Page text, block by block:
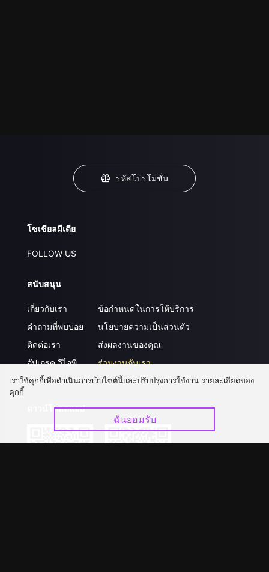
รหัสโปรโมชั่น
โซเชียลมีเดีย
FOLLOW US
สนับสนุน
เกี่ยวกับเรา
คำถามที่พบบ่อย
ติดต่อเรา
อัปเกรด วีไอพี
ข้อกำหนดในการให้บริการ
นโยบายความเป็นส่วนตัว
ส่งผลงานของคุณ
ร่วมงานกับเรา
ดาวน์โหลดแอป
เราใช้คุกกี้เพื่อดำเนินการเว็บไซต์นี้และปรับปรุงการใช้งาน รายละเอียดของ
คุกกี้
ฉันยอมรับ